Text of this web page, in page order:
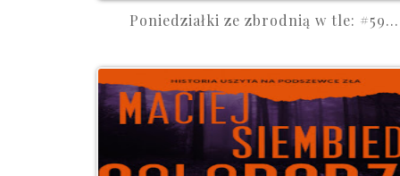
Poniedziałki ze zbrodnią w tle: #59...